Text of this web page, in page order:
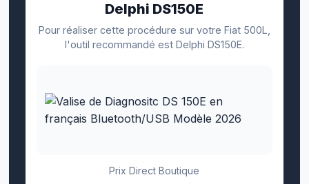
Delphi DS150E
Pour réaliser cette procédure sur votre Fiat 500L,
l'outil recommandé est Delphi DS150E.
Prix Direct Boutique